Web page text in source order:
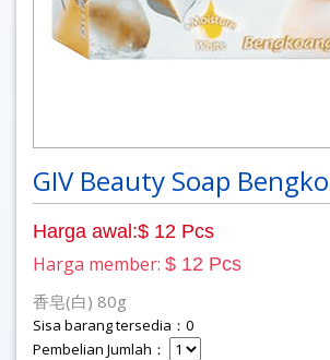
GIV Beauty Soap
Harga awal:$ 12 Pcs
Harga member: $ 12 Pcs
香皂(白) 80g
Sisa barang tersedia：0
Pembelian Jumlah：